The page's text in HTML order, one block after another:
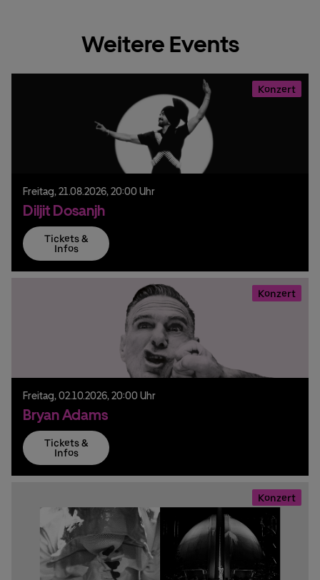
Weitere Events
Konzert
Freitag, 21.08.2026, 20:00 Uhr
Diljit Dosanjh
Tickets &
Infos
Konzert
Freitag, 02.10.2026, 20:00 Uhr
Bryan Adams
Tickets &
Infos
Konzert